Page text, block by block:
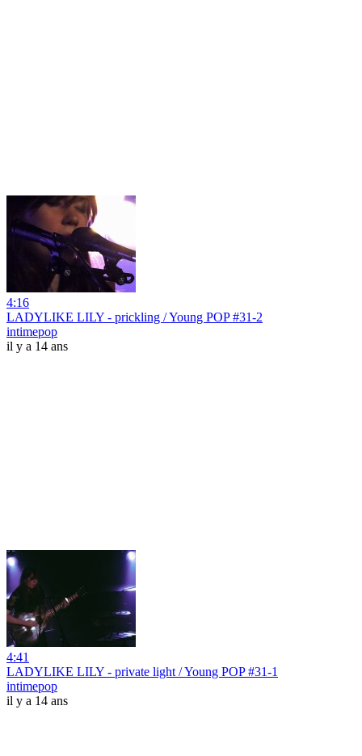
4:16
LADYLIKE LILY - prickling / Young POP #31-2
intimepop
il y a 14 ans
4:41
LADYLIKE LILY - private light / Young POP #31-1
intimepop
il y a 14 ans